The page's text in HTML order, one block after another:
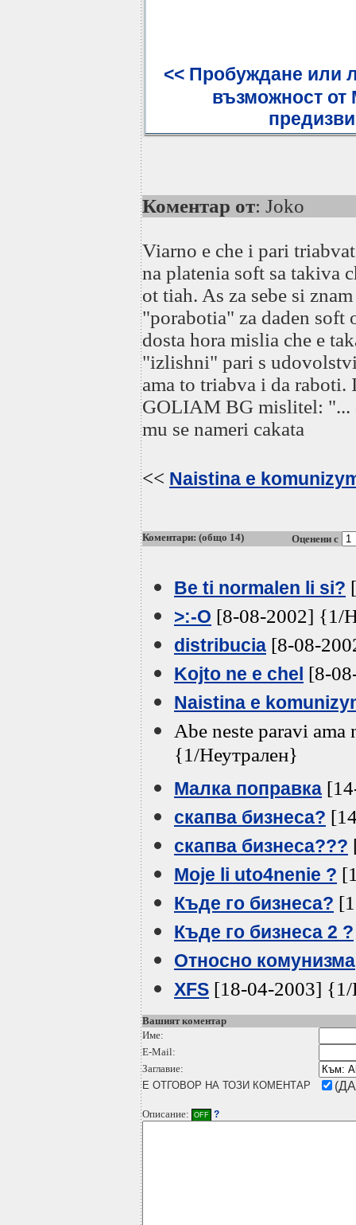
<< Пробуждане или
възможност от
Коментар от: Joko
Viarno e che i pari
na platenia soft sa takiva
ot tiah. As za sebe si
"porabotia" za daden soft
dosta hora mislia che e
"izlishni" pari s
ama to triabva i da raboti.
GOLIAM BG mislitel: "...
mu se nameri cakata
<< Naistina e
Коментари: (общо 14) Оценени с
Be ti normalen li si?
>:-O [8-08-2002] {1/
distribucia [8-08-
Kojto ne e chel [8-
Naistina e
Abe neste paravi
{1/Неутрален}
Малка поправка
скапва бизнеса?
скапва бизнеса???
Moje li uto4nenie ?
Къде го бизнеса?
Къде го бизнеса 2 ?
Относно комунизма
XFS [18-04-2003] {1/
Вашият коментар
Име:
E-Mail:
Заглавие:
Е ОТГОВОР НА ТОЗИ КОМЕНТАР
Описание: OFF ?